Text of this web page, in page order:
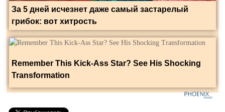
За 5 дней исчезнет даже самый застарелый
грибок: вот хитрость
Remember This Kick-Ass Star? See His Shocking
Transformation